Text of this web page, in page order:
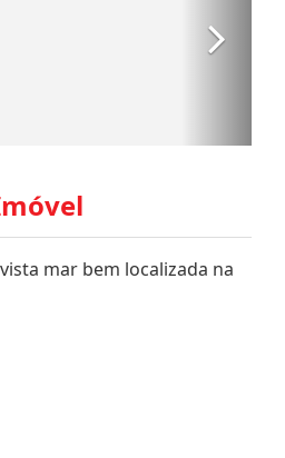
mar bem localizada na